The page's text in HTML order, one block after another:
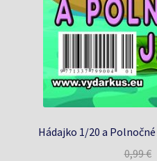
Hádajko 1/20 a
0,99€